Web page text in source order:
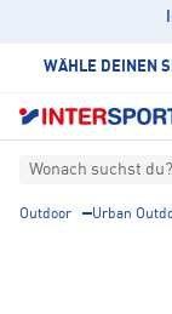
WÄHLE DEINEN
Wonach suchst du?
Outdoor Urban